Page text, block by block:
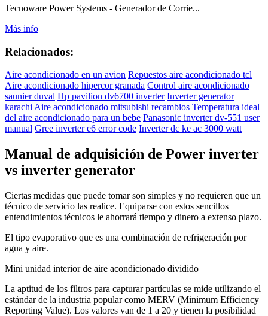
Tecnoware Power Systems - Generador de Corrie...
Más info
Relacionados:
Aire acondicionado en un avion Repuestos aire acondicionado tcl
Aire acondicionado hipercor granada Control aire acondicionado
saunier duval Hp pavilion dv6700 inverter Inverter generator
karachi Aire acondicionado mitsubishi recambios Temperatura ideal
del aire acondicionado para un bebe Panasonic inverter dv-551 user
manual Gree inverter e6 error code Inverter dc ke ac 3000 watt
Manual de adquisición de Power inverter
vs inverter generator
Ciertas medidas que puede tomar son simples y no requieren que un
técnico de servicio las realice. Equiparse con estos sencillos
entendimientos técnicos le ahorrará tiempo y dinero a extenso plazo.
El tipo evaporativo que es una combinación de refrigeración por
agua y aire.
Mini unidad interior de aire acondicionado dividido
La aptitud de los filtros para capturar partículas se mide utilizando el
estándar de la industria popular como MERV (Minimum Efficiency
Reporting Value). Los valores van de 1 a 20 y tienen la posibilidad